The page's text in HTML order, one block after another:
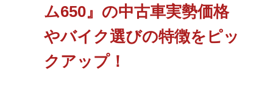
ム650』の中古車実勢価格
やバイク選びの特徴をピッ
クアップ！